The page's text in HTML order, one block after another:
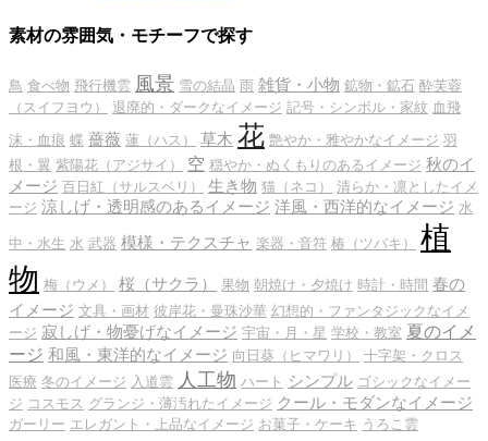
素材の雰囲気・モチーフで探す
鳥 食べ物 飛行機雲 風景 雪の結晶 雨 雑貨・小物 鉱物・鉱石 酔芙蓉
（スイフヨウ）
退廃的・ダークなイメージ 記号・シンボル・家紋 血飛
沫・血痕 蝶 薔薇 蓮（ハス） 草木 花 艶やか・雅やかなイメージ 羽
根・翼 紫陽花（アジサイ） 空 穏やか・ぬくもりのあるイメージ 秋のイ
メージ 百日紅（サルスベリ） 生き物 猫（ネコ）
清らか・凛としたイメ
ージ 涼しげ・透明感のあるイメージ 洋風・西洋的なイメージ 水
中・水生 水 武器 模様・テクスチャ 楽器・音符 椿（ツバキ）
植
物 梅（ウメ） 桜（サクラ） 果物 朝焼け・夕焼け 時計・時間 春の
イメージ 文具・画材 彼岸花・曼珠沙華 幻想的・ファンタジックなイメ
ージ 寂しげ・物憂げなイメージ 宇宙・月・星 学校・教室 夏のイメ
ージ 和風・東洋的なイメージ 向日葵（ヒマワリ）
十字架・クロス
医療 冬のイメージ 入道雲 人工物 ハート シンプル ゴシックなイメー
ジ コスモス グランジ・薄汚れたイメージ クール・モダンなイメージ
ガーリー エレガント・上品なイメージ お菓子・ケーキ うろこ雲